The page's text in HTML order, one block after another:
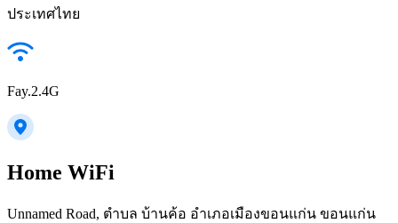
ประเทศไทย
Fay.2.4G
Home WiFi
Unnamed Road, ตำบล บ้านค้อ อำเภอเมืองขอนแก่น ขอนแก่น